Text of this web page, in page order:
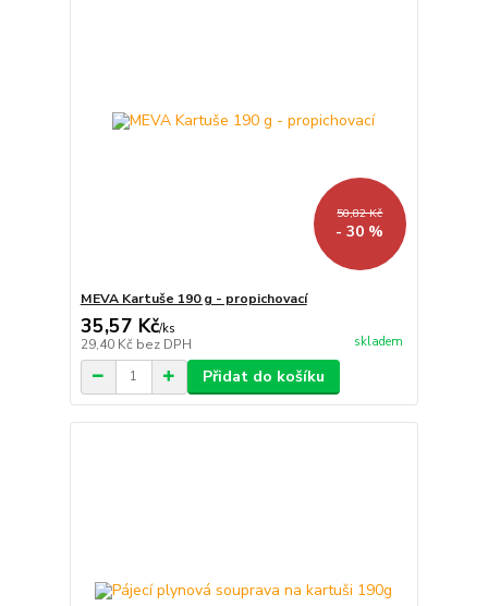
50,82 Kč
- 30 %
MEVA Kartuše 190 g - propichovací
35,57 Kč/ks
29,40 Kč bez DPH skladem
Přidat do košíku